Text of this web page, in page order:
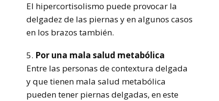
El hipercortisolismo puede provocar la
delgadez de las piernas y en algunos casos
en los brazos también.
5. Por una mala salud metabólica
Entre las personas de contextura delgada
y que tienen mala salud metabólica
pueden tener piernas delgadas, en este